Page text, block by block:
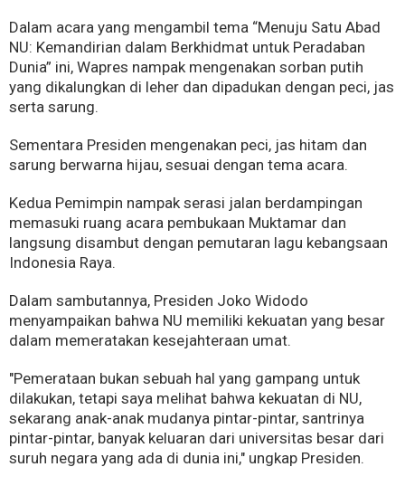
Dalam acara yang mengambil tema “Menuju Satu Abad
NU: Kemandirian dalam Berkhidmat untuk Peradaban
Dunia” ini, Wapres nampak mengenakan sorban putih
yang dikalungkan di leher dan dipadukan dengan peci, jas
serta sarung.
Sementara Presiden mengenakan peci, jas hitam dan
sarung berwarna hijau, sesuai dengan tema acara.
Kedua Pemimpin nampak serasi jalan berdampingan
memasuki ruang acara pembukaan Muktamar dan
langsung disambut dengan pemutaran lagu kebangsaan
Indonesia Raya.
Dalam sambutannya, Presiden Joko Widodo
menyampaikan bahwa NU memiliki kekuatan yang besar
dalam memeratakan kesejahteraan umat.
"Pemerataan bukan sebuah hal yang gampang untuk
dilakukan, tetapi saya melihat bahwa kekuatan di NU,
sekarang anak-anak mudanya pintar-pintar, santrinya
pintar-pintar, banyak keluaran dari universitas besar dari
suruh negara yang ada di dunia ini," ungkap Presiden.